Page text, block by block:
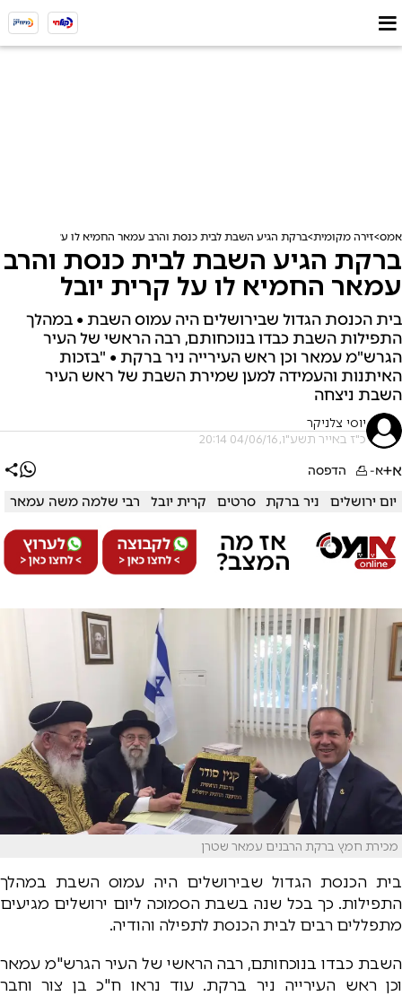
אמס זירה מקומית ברקת הגיע השבת לבית כנסת והרב עמאר החמיא לו על קרית יובל
ברקת הגיע השבת לבית כנסת והרב
עמאר החמיא לו על קרית יובל
בית הכנסת הגדול שבירושלים היה עמוס השבת • במהלך
התפילות השבת כבדו בנוכחותם, רבה הראשי של העיר
הגרש"מ עמאר וכן ראש העירייה ניר ברקת • "בזכות
האיתנות והעמידה למען שמירת השבת של ראש העיר
השבת ניצחה
יוסי צלניקר
כ"ז באייר תשע"ו, 04/06/16 20:14
א+א- הדפסה
יום ירושלים ניר ברקת סרטים קרית יובל רבי שלמה משה עמאר
מכירת חמץ ברקת הרבנים עמאר שטרן
בית הכנסת הגדול שבירושלים היה עמוס השבת במהלך
התפילות. כך בכל שנה בשבת הסמוכה ליום ירושלים מגיעים
מתפללים רבים לבית הכנסת לתפילה והודיה.
השבת כבדו בנוכחותם, רבה הראשי של העיר הגרש"מ עמאר
וכן ראש העירייה ניר ברקת. עוד נראו ח"כ בן צור וחבר